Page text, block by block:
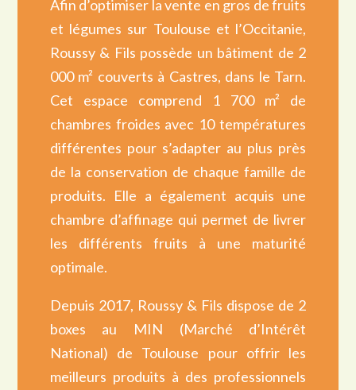
Afin d’optimiser la vente en gros de fruits
et légumes sur Toulouse et l’Occitanie,
Roussy & Fils possède un bâtiment de 2
000 m² couverts à Castres, dans le Tarn.
Cet espace comprend 1 700 m² de
chambres froides avec 10 températures
différentes pour s’adapter au plus près
de la conservation de chaque famille de
produits. Elle a également acquis une
chambre d’affinage qui permet de livrer
les différents fruits à une maturité
optimale.
Depuis 2017, Roussy & Fils dispose de 2
boxes au MIN (Marché d’Intérêt
National) de Toulouse pour offrir les
meilleurs produits à des professionnels